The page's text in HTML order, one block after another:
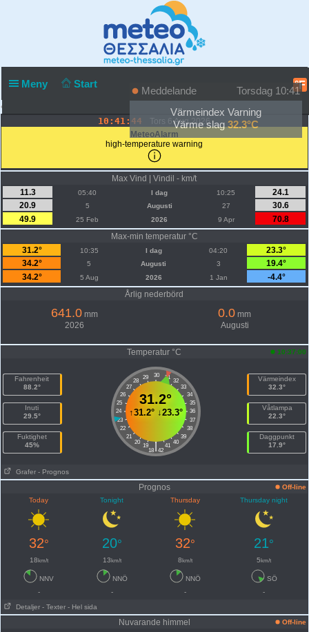
Meny Start °F
• Agia Weather Station • Ιδιοκτησία - Επίβλεψη: Πάνος Αρχοντής •
10:41:44
Tors 6 Aug 2026
MeteoAlarm
high-temperature warning
Max Vind | Vindil - km/t
11.3
05:40 I dag 10:25
24.1
20.9
5 Augusti 27
30.6
49.9
25 Feb 2026 9 Apr
70.8
Max-min temperatur °C
31.2°
10:35 I dag 04:20
23.3°
34.2°
5 Augusti 3
19.4°
34.2°
5 Aug 2026 1 Jan
-4.4°
Årlig nederbörd
641.0mm
2026
0.0 mm
Augusti
Temperatur °C 10:37:00
Fahrenheit
88.2°
Inuti
29.5°
Fuktighet
45%
30
29 31
28
32
27
33
26
34
25
35
24
36
23
37
22
38
21
39
20
40
19 41
|
18 42
31.2°
↑31.2°↓23.3°
Värmeindex
32.3°
Våtlampa
22.3°
Daggpunkt
17.9°
Grafer - Prognos
Prognos
Off-line
Today
Tonight Thursday Thursday night
32° 20° 32° 21°
18km/t 13km/t 8km/t 5km/t
NNV NNÖ NNÖ
SÖ
-
- -
-
Detaljer - Texter - Hel sida
Nuvarande himmel Off-line
Meddelande
Torsdag 10:41
Värmeindex Varning
Värme slag32.3°C